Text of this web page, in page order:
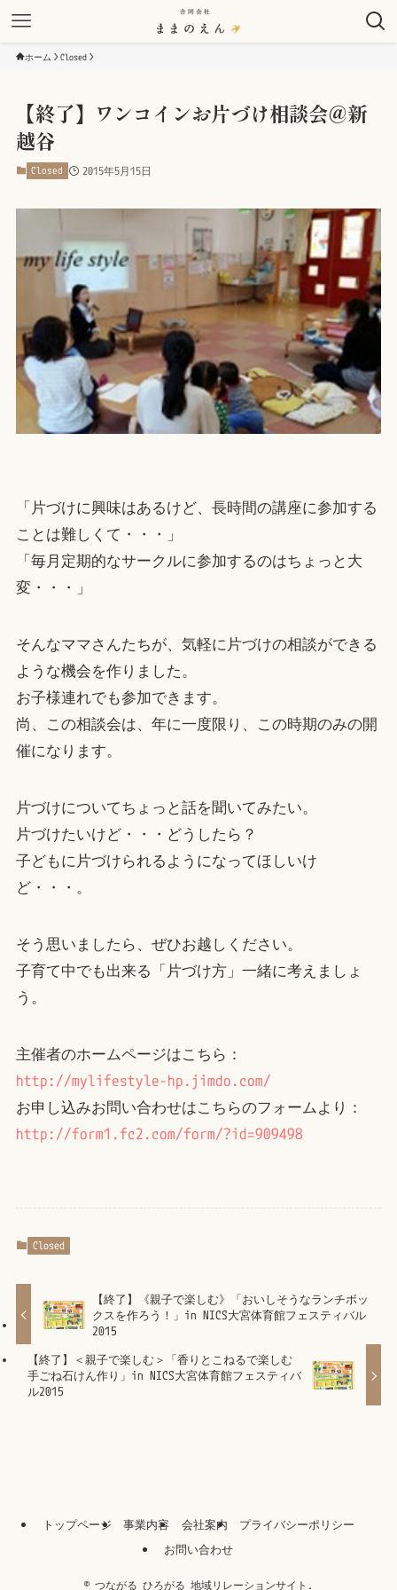
ホーム Closed
【終了】ワンコインお片づけ相談会＠新
越谷
Closed 2015年5月15日
「片づけに興味はあるけど、長時間の講座に参加する
ことは難しくて・・・」
「毎月定期的なサークルに参加するのはちょっと大
変・・・」
そんなママさんたちが、気軽に片づけの相談ができる
ような機会を作りました。
お子様連れでも参加できます。
尚、この相談会は、年に一度限り、この時期のみの開
催になります。
片づけについてちょっと話を聞いてみたい。
片づけたいけど・・・どうしたら？
子どもに片づけられるようになってほしいけ
ど・・・。
そう思いましたら、ぜひお越しください。
子育て中でも出来る「片づけ方」一緒に考えましょ
う。
主催者のホームページはこちら：
http://mylifestyle-hp.jimdo.com/
お申し込みお問い合わせはこちらのフォームより：
http://form1.fc2.com/form/?id=909498
Closed
【終了】《親子で楽しむ》「おいしそうなランチボッ
クスを作ろう！」in NICS大宮体育館フェスティバル
2015
【終了】＜親子で楽しむ＞「香りとこねるで楽しむ
手ごね石けん作り」in NICS大宮体育館フェスティバ
ル2015
トップページ 事業内容 会社案内
プライバシーポリシー
お問い合わせ
© つながる ひろがる 地域リレーションサイト.